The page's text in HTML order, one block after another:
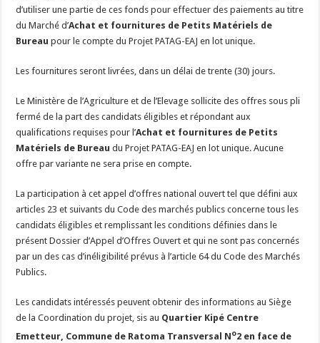
d’utiliser une partie de ces fonds pour effectuer des paiements au titre
du Marché d’Achat et fournitures de Petits Matériels de
Bureaupour le compte du Projet PATAG-EAJ en lot unique.
Les fournitures seront livrées, dans un délai de trente (30) jours.
Le Ministère de l’Agriculture et de l’Elevage sollicite des offres sous pli
fermé de la part des candidats éligibles et répondant aux
qualifications requises pour l’Achat et fournitures de Petits
Matériels de Bureaudu Projet PATAG-EAJ en lot unique. Aucune
offre par variante ne sera prise en compte.
La participation à cet appel d’offres national ouvert tel que défini aux
articles 23 et suivants du Code des marchés publics concerne tous les
candidats éligibles et remplissant les conditions définies dans le
présent Dossier d’Appel d’Offres Ouvert et qui ne sont pas concernés
par un des cas d’inéligibilité prévus à l’article 64 du Code des Marchés
Publics.
Les candidats intéressés peuvent obtenir des informations au Siège
de la Coordination du projet, sis au Quartier Kipé Centre
Emetteur, Commune de Ratoma Transversal No2 en face de